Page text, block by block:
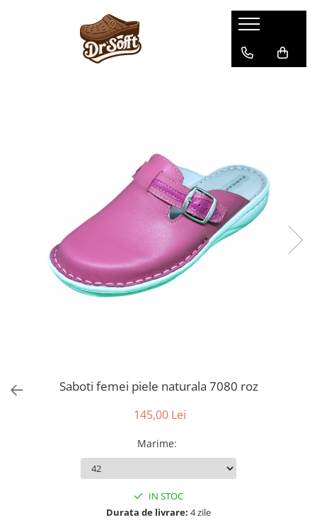
Saboti femei piele naturala 7080 roz
145,00 Lei
Marime:
IN STOC
Durata de livrare: 4 zile